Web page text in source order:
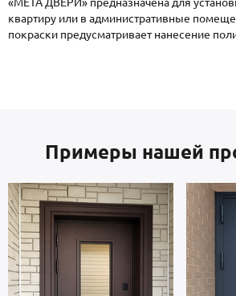
«МЕТА ДВЕРИ» предназначена для
квартиру или в административные
покраски предусматривает нанесение
поверхность имеет повышенную
На заметку: при заказе, вы
представленных на сайте или
специалиста по замерам.
Створка и короб — сталь металлопрокат
толщиной 2 мм. Отделка внутренней
комплектацию двери входят замки 4-го
Примеры нашей